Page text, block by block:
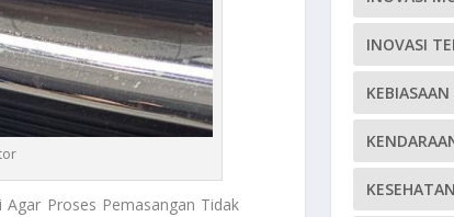
Proses Pemasangan Tidak
INOVASI